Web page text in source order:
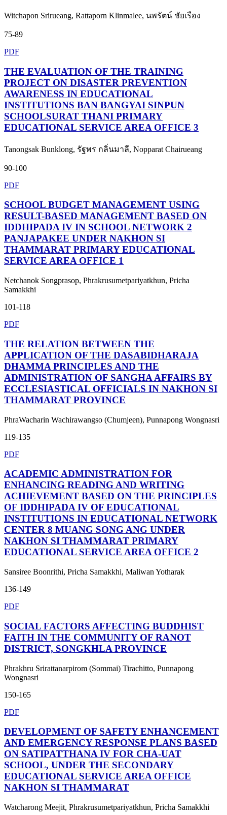
Witchapon Srirueang, Rattaporn Klinmalee, นพรัตน์ ชัยเรือง
75-89
PDF
THE EVALUATION OF THE TRAINING
PROJECT ON DISASTER PREVENTION
AWARENESS IN EDUCATIONAL
INSTITUTIONS BAN BANGYAI SINPUN
SCHOOLSURAT THANI PRIMARY
EDUCATIONAL SERVICE AREA OFFICE 3
Tanongsak Bunklong, รัฐพร กลิ่นมาลี, Nopparat Chairueang
90-100
PDF
SCHOOL BUDGET MANAGEMENT USING
RESULT-BASED MANAGEMENT BASED ON
IDDHIPADA IV IN SCHOOL NETWORK 2
PANJAPAKEE UNDER NAKHON SI
THAMMARAT PRIMARY EDUCATIONAL
SERVICE AREA OFFICE 1
Netchanok Songprasop, Phrakrusumetpariyatkhun, Pricha
Samakkhi
101-118
PDF
THE RELATION BETWEEN THE
APPLICATION OF THE DASABIDHARAJA
DHAMMA PRINCIPLES AND THE
ADMINISTRATION OF SANGHA AFFAIRS BY
ECCLESIASTICAL OFFICIALS IN NAKHON SI
THAMMARAT PROVINCE
PhraWacharin Wachirawangso (Chumjeen), Punnapong Wongnasri
119-135
PDF
ACADEMIC ADMINISTRATION FOR
ENHANCING READING AND WRITING
ACHIEVEMENT BASED ON THE PRINCIPLES
OF IDDHIPADA IV OF EDUCATIONAL
INSTITUTIONS IN EDUCATIONAL NETWORK
CENTER 8 MUANG SONG ANG UNDER
NAKHON SI THAMMARAT PRIMARY
EDUCATIONAL SERVICE AREA OFFICE 2
Sansiree Boonrithi, Pricha Samakkhi, Maliwan Yotharak
136-149
PDF
SOCIAL FACTORS AFFECTING BUDDHIST
FAITH IN THE COMMUNITY OF RANOT
DISTRICT, SONGKHLA PROVINCE
Phrakhru Srirattanarpirom (Sommai) Tirachitto, Punnapong
Wongnasri
150-165
PDF
DEVELOPMENT OF SAFETY ENHANCEMENT
AND EMERGENCY RESPONSE PLANS BASED
ON SATIPATTHANA IV FOR CHA-UAT
SCHOOL, UNDER THE SECONDARY
EDUCATIONAL SERVICE AREA OFFICE
NAKHON SI THAMMARAT
Watcharong Meejit, Phrakrusumetpariyatkhun, Pricha Samakkhi